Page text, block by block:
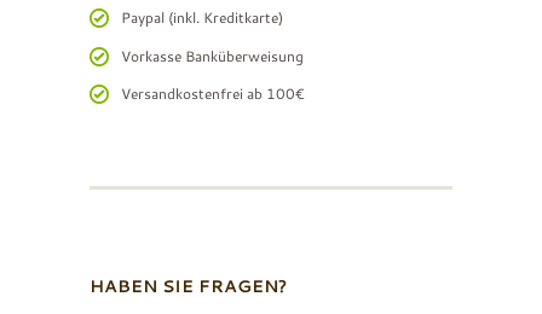
Paypal (inkl. Kreditkarte)
Vorkasse Banküberweisung
Versandkostenfrei ab 100€
HABEN SIE FRAGEN?